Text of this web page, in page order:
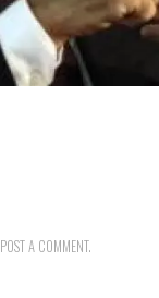
POST A COMMENT.